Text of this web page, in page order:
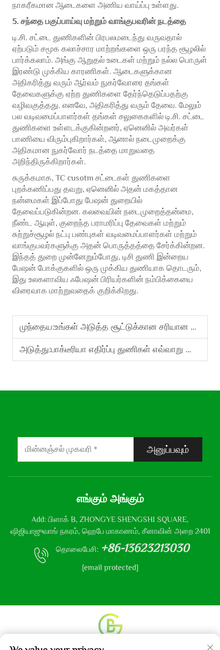
நாகரீகமான ஆடைகளை அணிய வாய்ப்பு உள்ளது.
5. சந்தை பகுப்பாய்வு மற்றும் வாங்குபவரின் நடத்தை
டி.சி. சட்டை துணிகளின் பிரபலமடைந்து வருவதால்
ஏற்படும் சமூக கலாச்சார மாற்றங்களை ஒரு பரந்த சூழலில்
பார்க்கலாம். அங்கு ஆறுதல் உடைகள் மற்றும் நல்ல பொருள்
இரண்டு முக்கிய காரணிகள். ஆடைகளுக்கான
அதிகரித்து வரும் ஆர்வம் நுகர்வோரை தங்கள்
தேவைகளுக்கு ஏற்ற துணிகளை தேர்ந்தெடுப்பதற்கு
வழிவகுத்தது. எனவே, அதிகரித்து வரும் தேவை. மேலும்
பல வடிவமைப்பாளர்கள் தங்கள் சலுகைகளில் டி.சி. சட்டை
துணிகளை உள்ளடக்குகின்றனர், ஏனெனில் அவர்கள்
பாணியை விரும்புகிறார்கள், ஆனால் நடைமுறைக்கு
அதிகமான நுகர்வோர் நடத்தை மாறுவதை
அறிந்திருக்கிறார்கள்.
சுருக்கமாக, TC cusotm சட்டைகள் துணிகளை
புறக்கணிப்பது தவறு, ஏனெனில் அதன் மகத்தான
நன்மைகள் இப்போது பேஷன் துறையில்
தேவைப்படுகின்றன. கலவையின் நடைமுறைத்தன்மை,
நீண்ட ஆயுள், குறைந்த பராமரிப்பு தேவைகள் மற்றும்
சுற்றுச்சூழல் நட்பு பண்புகள் வடிவமைப்பாளர்கள் மற்றும்
வாங்குபவர்களுக்கு அதன் பொருத்தத்தை சேர்க்கின்றன.
இந்தத் துறை முன்னேறும்போது, டிசி துணி இன்றைய
பேஷன் போக்குகளில் ஒரு முக்கிய துணியாக தொடரும்,
இது உலகளாவிய ஃபேஷன் பிரியர்களின் நம்பிக்கையை
விரைவாக மாற்றுவதைக் குறிக்கிறது.
முந்தைய:உங்கள் அடுத்த சூட்டுக்கான சரியான துணியைத் தேர்ந்தெடுப்பது: டிஆர் சூட்டிங் ஃபேப்ரிக் ஒரு வழிகாட்டி
அடுத்து:பாக்டீரியா எதிர்ப்பு துணிகள் எவ்வாறு வேலை ஆடை தீர்வுகளில் புரட்சியை ஏற்படுத்துகின்றன
அனுப்பவும்
எங்கும் அங்கும்
Add: பிளாக் B, ZHONGYE SHENGSHI SQUARE,
ஷிஜியாஜுவாங் நகரம், ஹெபே மாகாணம், சீனாவின் அறை 2401
தொலைபேசி: +86-13623213030
[email protected]